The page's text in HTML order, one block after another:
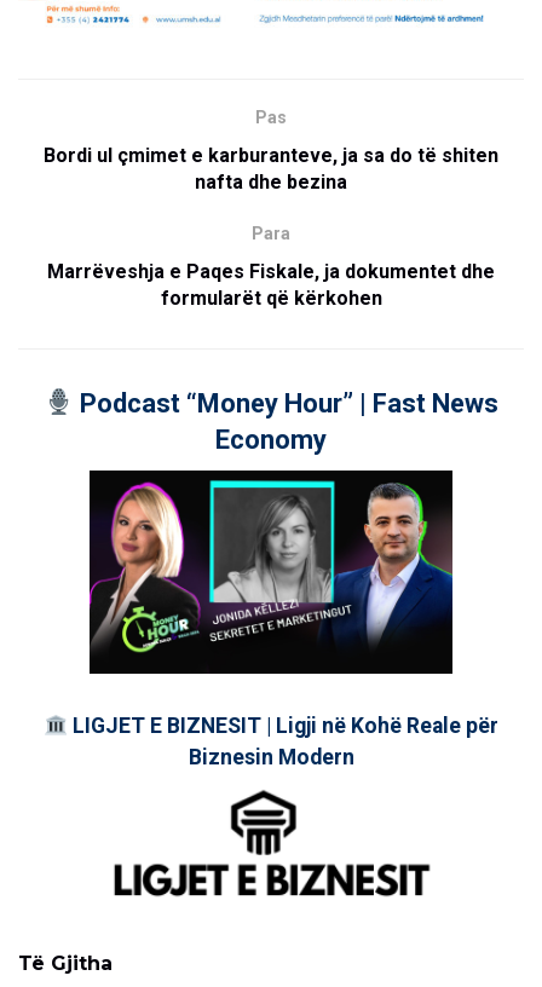
Pas
Bordi ul çmimet e karburanteve, ja sa do të shiten
nafta dhe bezina
Para
Marrëveshja e Paqes Fiskale, ja dokumentet dhe
formularët që kërkohen
Podcast “Money Hour” | Fast News
Economy
LIGJET E BIZNESIT | Ligji në Kohë Reale për
Biznesin Modern
Të Gjitha